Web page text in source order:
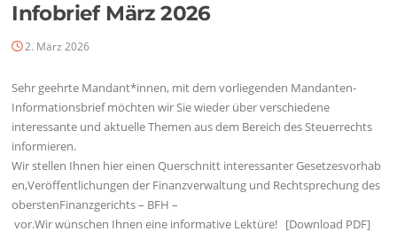
Infobrief März 2026
2. März 2026
Sehr geehrte Mandant*innen, mit dem vorliegenden Mandanten‐
Informationsbrief möchten wir Sie wieder über verschiedene
interessante und aktuelle Themen aus dem Bereich des Steuerrechts
informieren.
Wir stellen Ihnen hier einen Querschnitt interessanter Gesetzesvorhab
en,Veröffentlichungen der Finanzverwaltung und Rechtsprechung des
oberstenFinanzgerichts – BFH –
vor.Wir wünschen Ihnen eine informative Lektüre! [Download PDF]